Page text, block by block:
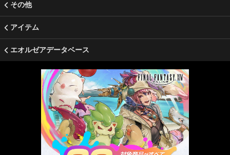
その他
アイテム
エオルゼアデータベース